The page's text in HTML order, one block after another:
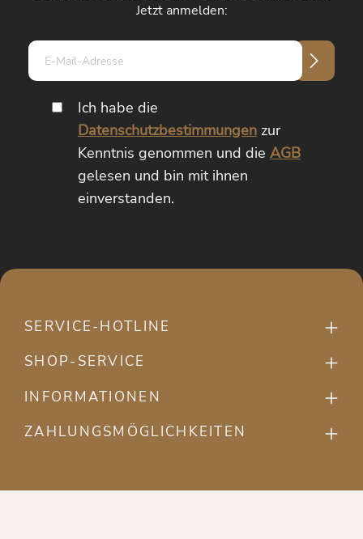
Jetzt anmelden:
Adresse*
Ich habe die
Datenschutzbestimmungenzur
Kenntnis genommen und die AGB
gelesen und bin mit ihnen
einverstanden.
SERVICE-HOTLINE
SHOP-SERVICE
INFORMATIONEN
ZAHLUNGSMÖGLICHKEITEN